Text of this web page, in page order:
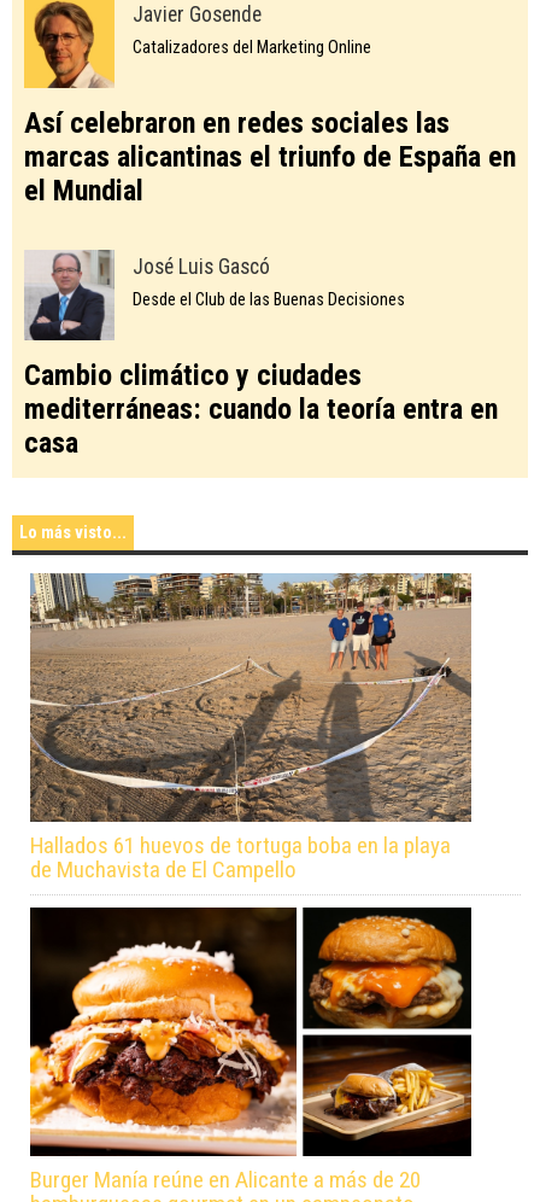
Javier Gosende
Catalizadores del Marketing Online
Así celebraron en redes sociales las
marcas alicantinas el triunfo de España en
el Mundial
José Luis Gascó
Desde el Club de las Buenas Decisiones
Cambio climático y ciudades
mediterráneas: cuando la teoría entra en
casa
Lo más visto...
Hallados 61 huevos de tortuga boba en la playa
de Muchavista de El Campello
Burger Manía reúne en Alicante a más de 20